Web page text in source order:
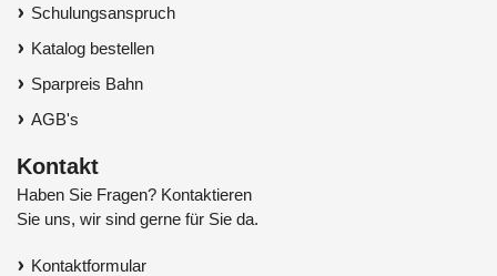
Schulungsanspruch
Katalog bestellen
Sparpreis Bahn
AGB's
Kontakt
Haben Sie Fragen? Kontaktieren
Sie uns, wir sind gerne für Sie da.
Kontaktformular